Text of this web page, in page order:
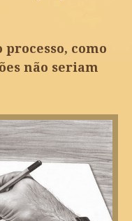
processo, como
não seriam